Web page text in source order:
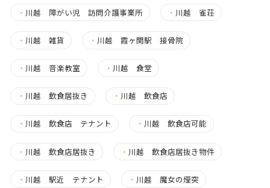
・ 川越 障がい児 訪問介護事業所 ・ 川越 雀荘
・ 川越 雑貨 ・ 川越 霞ヶ関駅 接骨院
・ 川越 音楽教室 ・ 川越 食堂
・ 川越 飲食居抜き ・ 川越 飲食店
・ 川越 飲食店 テナント ・ 川越 飲食店可能
・ 川越 飲食店居抜き ・ 川越 飲食店居抜き物件
・ 川越 駅近 テナント ・ 川越 魔女の煙突